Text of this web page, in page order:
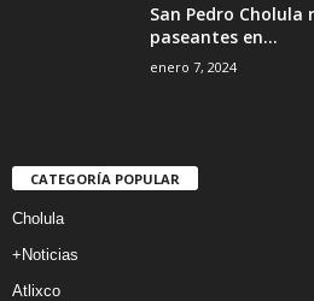
San Pedro Cholula
paseantes en...
enero 7, 2024
CATEGORÍA POPULAR
Cholula
+Noticias
Atlixco